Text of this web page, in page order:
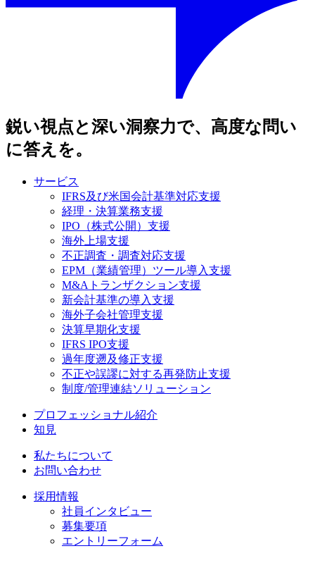
鋭い視点と深い洞察力で、高度な問い
に答えを。
サービス
IFRS及び米国会計基準対応支援
経理・決算業務支援
IPO（株式公開）支援
海外上場支援
不正調査・調査対応支援
EPM（業績管理）ツール導入支援
M&Aトランザクション支援
新会計基準の導入支援
海外子会社管理支援
決算早期化支援
IFRS IPO支援
過年度遡及修正支援
不正や誤謬に対する再発防止支援
制度/管理連結ソリューション
プロフェッショナル紹介
知見
私たちについて
お問い合わせ
採用情報
社員インタビュー
募集要項
エントリーフォーム